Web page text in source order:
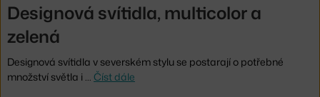
Designová svítidla, multicolor a
zelená
Designová svítidla v severském stylu se postarají o potřebné
množství světla i … Číst dále